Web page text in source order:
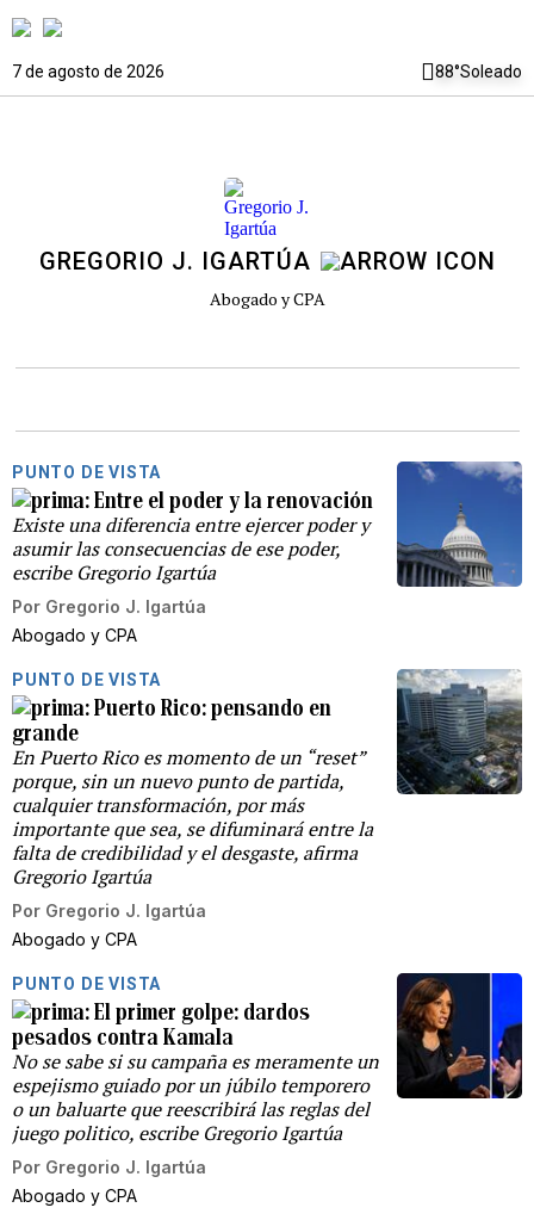
7 de agosto de 2026 88°Soleado
GREGORIO J. IGARTÚA
Abogado y CPA
PUNTO DE VISTA
Entre el poder y la renovación
Existe una diferencia entre ejercer poder y
asumir las consecuencias de ese poder,
escribe Gregorio Igartúa
Por Gregorio J. Igartúa
Abogado y CPA
PUNTO DE VISTA
Puerto Rico: pensando en
grande
En Puerto Rico es momento de un “reset”
porque, sin un nuevo punto de partida,
cualquier transformación, por más
importante que sea, se difuminará entre la
falta de credibilidad y el desgaste, afirma
Gregorio Igartúa
Por Gregorio J. Igartúa
Abogado y CPA
PUNTO DE VISTA
El primer golpe: dardos
pesados contra Kamala
No se sabe si su campaña es meramente un
espejismo guiado por un júbilo temporero
o un baluarte que reescribirá las reglas del
juego politico, escribe Gregorio Igartúa
Por Gregorio J. Igartúa
Abogado y CPA